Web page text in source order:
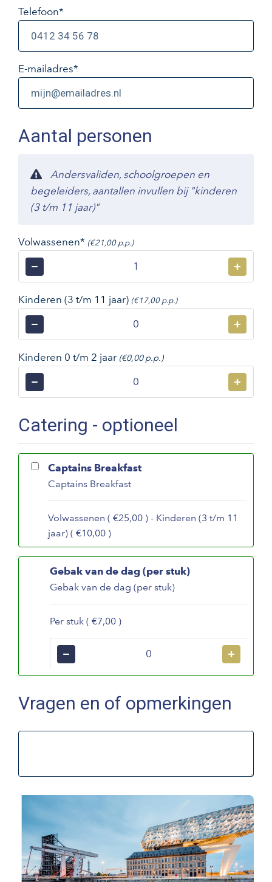
Telefoon*
E-mailadres*
Aantal personen
Andersvaliden, schoolgroepen en
begeleiders, aantallen invullen bij "kinderen
(3 t/m 11 jaar)"
Volwassenen* (€21,00 p.p.)
− +
Kinderen (3 t/m 11 jaar) (€17,00 p.p.)
− +
Kinderen 0 t/m 2 jaar (€0,00 p.p.)
− +
Catering - optioneel
Captains Breakfast
Captains Breakfast
Volwassenen ( €25,00 ) - Kinderen (3 t/m 11
jaar) ( €10,00 )
Gebak van de dag (per stuk)
Gebak van de dag (per stuk)
Per stuk ( €7,00 )
− +
Vragen en of opmerkingen